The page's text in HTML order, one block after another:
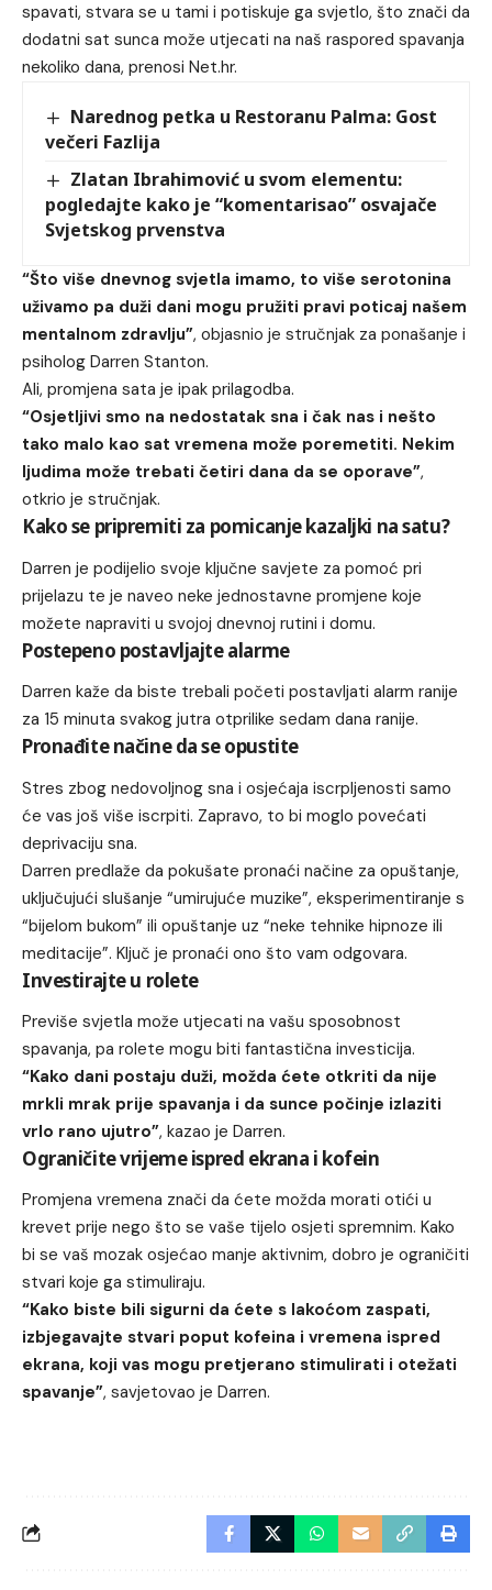
spavati, stvara se u tami i potiskuje ga svjetlo, što znači da
dodatni sat sunca može utjecati na naš raspored spavanja
nekoliko dana, prenosi Net.hr.
Narednog petka u Restoranu Palma: Gost
večeri Fazlija
Zlatan Ibrahimović u svom elementu:
pogledajte kako je “komentarisao” osvajače
Svjetskog prvenstva
“Što više dnevnog svjetla imamo, to više serotonina
uživamo pa duži dani mogu pružiti pravi poticaj našem
mentalnom zdravlju”, objasnio je stručnjak za ponašanje i
psiholog Darren Stanton.
Ali, promjena sata je ipak prilagodba.
“Osjetljivi smo na nedostatak sna i čak nas i nešto
tako malo kao sat vremena može poremetiti. Nekim
ljudima može trebati četiri dana da se oporave”,
otkrio je stručnjak.
Kako se pripremiti za pomicanje kazaljki na satu?
Darren je podijelio svoje ključne savjete za pomoć pri
prijelazu te je naveo neke jednostavne promjene koje
možete napraviti u svojoj dnevnoj rutini i domu.
Postepeno postavljajte alarme
Darren kaže da biste trebali početi postavljati alarm ranije
za 15 minuta svakog jutra otprilike sedam dana ranije.
Pronađite načine da se opustite
Stres zbog nedovoljnog sna i osjećaja iscrpljenosti samo
će vas još više iscrpiti. Zapravo, to bi moglo povećati
deprivaciju sna.
Darren predlaže da pokušate pronaći načine za opuštanje,
uključujući slušanje “umirujuće muzike”, eksperimentiranje s
“bijelom bukom” ili opuštanje uz “neke tehnike hipnoze ili
meditacije”. Ključ je pronaći ono što vam odgovara.
Investirajte u rolete
Previše svjetla može utjecati na vašu sposobnost
spavanja, pa rolete mogu biti fantastična investicija.
“Kako dani postaju duži, možda ćete otkriti da nije
mrkli mrak prije spavanja i da sunce počinje izlaziti
vrlo rano ujutro”, kazao je Darren.
Ograničite vrijeme ispred ekrana i kofein
Promjena vremena znači da ćete možda morati otići u
krevet prije nego što se vaše tijelo osjeti spremnim. Kako
bi se vaš mozak osjećao manje aktivnim, dobro je ograničiti
stvari koje ga stimuliraju.
“Kako biste bili sigurni da ćete s lakoćom zaspati,
izbjegavajte stvari poput kofeina i vremena ispred
ekrana, koji vas mogu pretjerano stimulirati i otežati
spavanje”, savjetovao je Darren.